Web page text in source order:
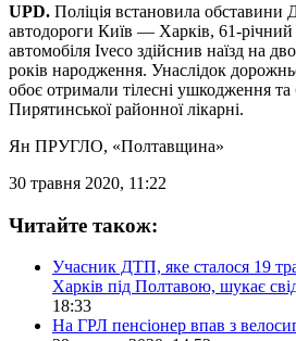
UPD. Поліція встановила
автодороги Київ — Харків, 61-річний
автомобіля Iveco здійснив наїзд на
років народження. Унаслідок
обоє отримали тілесні ушкодження та
Пирятинської районної лікарні.
Ян ПРУГЛО, «Полтавщина»
30 травня 2020, 11:22
Читайте також:
Учасник ДТП, яке сталося 19
Харків під Полтавою, шукає
18:33
На ГРЛ пенсіонер впав з